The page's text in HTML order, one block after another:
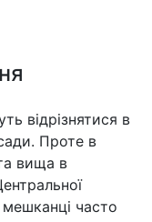
відрізнятися в
Проте в
вища в
часто